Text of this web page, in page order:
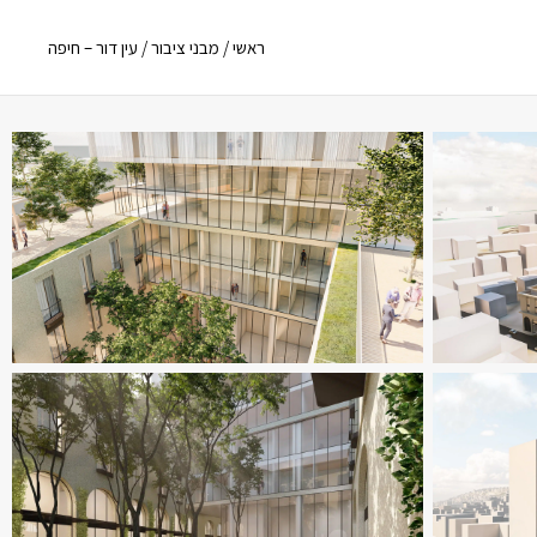
ראשי/ מבני ציבור/ עין דור – חיפה